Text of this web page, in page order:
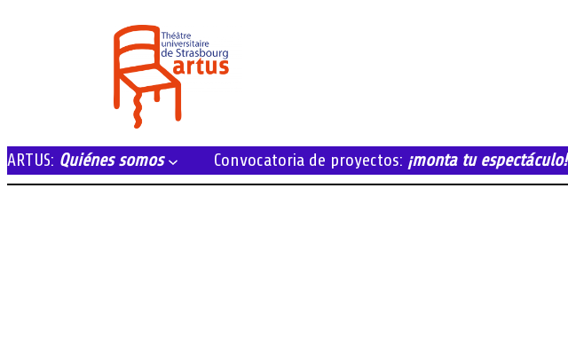
ARTUS: Quiénes somos Convocatoria de proyectos: ¡monta tu espectáculo!